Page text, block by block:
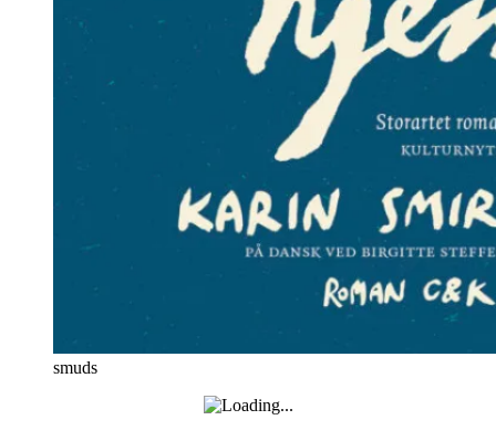
smuds